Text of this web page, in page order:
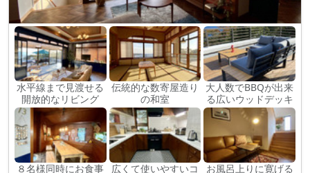
水平線まで見渡せる
開放的なリビング
伝統的な数寄屋造り
の和室
大人数でBBQが出来
る広いウッドデッキ
８名様同時にお食事
広くて使いやすいコ
お風呂上りに寛げる